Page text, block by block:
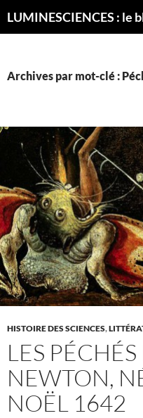
Archives par mot-clé :
HISTOIRE DES SCIENCES,
LES PÉCHÉS
NEWTON,
NOËL 1642